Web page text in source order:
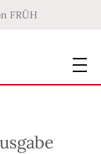
FRÜH